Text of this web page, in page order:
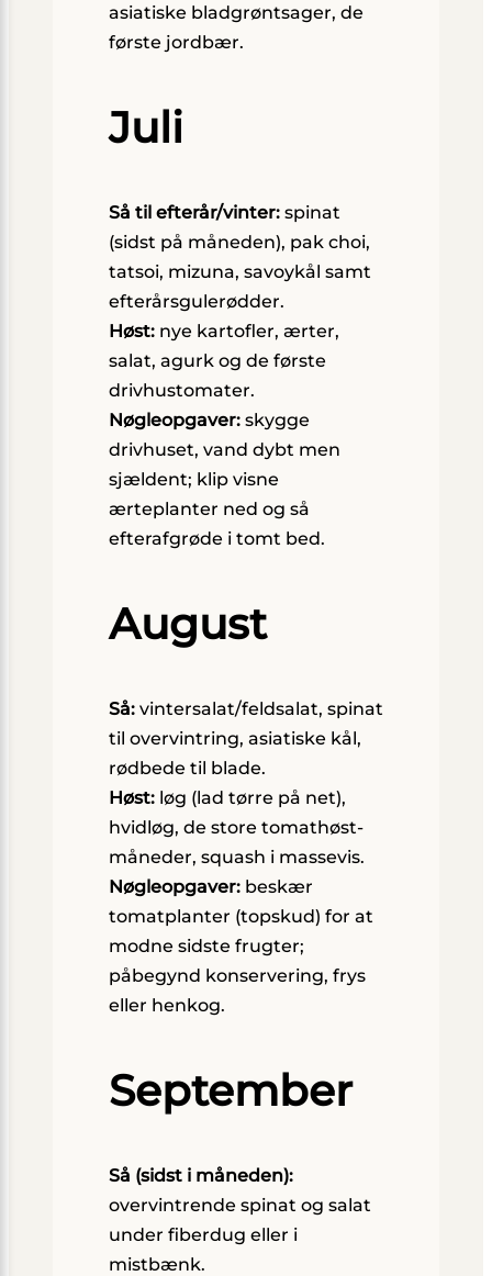
asiatiske bladgrøntsager, de
første jordbær.
Juli
Så til efterår/vinter:spinat
(sidst på måneden), pak choi,
tatsoi, mizuna, savoykål samt
efterårsgulerødder.
Høst:nye kartofler, ærter,
salat, agurk og de første
drivhustomater.
Nøgleopgaver:skygge
drivhuset, vand dybt men
sjældent; klip visne
ærteplanter ned og så
efterafgrøde i tomt bed.
August
Så:vintersalat/feldsalat, spinat
til overvintring, asiatiske kål,
rødbede til blade.
Høst:løg (lad tørre på net),
hvidløg, de store tomathøst-
måneder, squash i massevis.
Nøgleopgaver:beskær
tomatplanter (topskud) for at
modne sidste frugter;
påbegynd konservering, frys
eller henkog.
September
Så (sidst i måneden):
overvintrende spinat og salat
under fiberdug eller i
mistbænk.